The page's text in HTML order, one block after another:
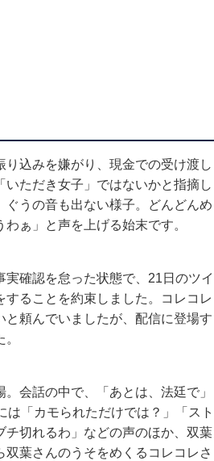
込みを嫌がり、現金での受け渡し
ただき女子」ではないかと指摘し
うの音も出ない様子。どんどんめ
ぁ」と声を上げる始末です。
確認を怠った状態で、21日のツイ
ることを約束しました。コレコレ
頼んでいましたが、配信に登場す
会話の中で、「あとは、法廷で」
「カモられただけでは？」「スト
切れるわ」などの声のほか、双葉
葉さんのうそをめくるコレコレさ